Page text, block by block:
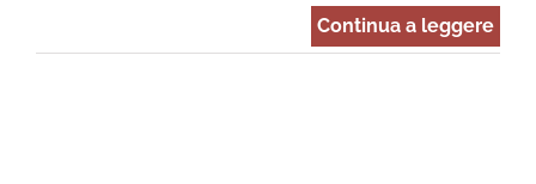
Continua a leggere